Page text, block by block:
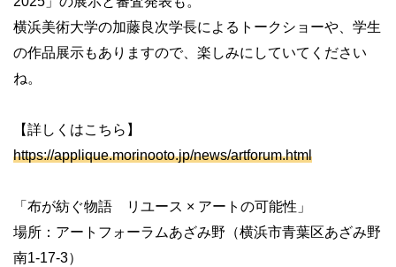
横浜美術大学の加藤良次学長によるトークショーや、学生
の作品展示もありますので、楽しみにしていてください
ね。
【詳しくはこちら】
https://applique.morinooto.jp/news/artforum.html
「布が紡ぐ物語 リユース × アートの可能性」
場所：アートフォーラムあざみ野（横浜市青葉区あざみ野
南1-17-3）